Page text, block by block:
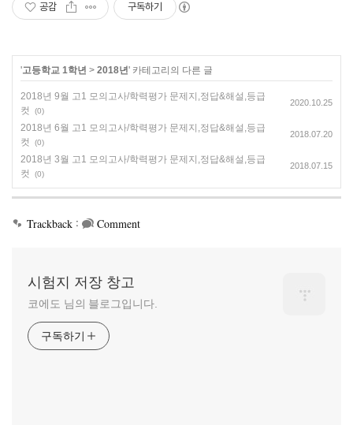
공감 구독하기
'고등학교 1학년 > 2018년' 카테고리의 다른 글
2018년 9월 고1 모의고사/학력평가 문제지,정답&해설,등급
컷
(0)
2020.10.25
2018년 6월 고1 모의고사/학력평가 문제지,정답&해설,등급
컷
(0)
2018.07.20
2018년 3월 고1 모의고사/학력평가 문제지,정답&해설,등급
컷
(0)
2018.07.15
Trackback : Comment
시험지 저장 창고
코에도 님의 블로그입니다.
구독하기